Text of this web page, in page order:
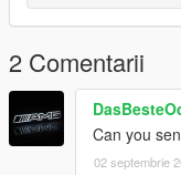
2 Comentarii
Can you
02 septembrie